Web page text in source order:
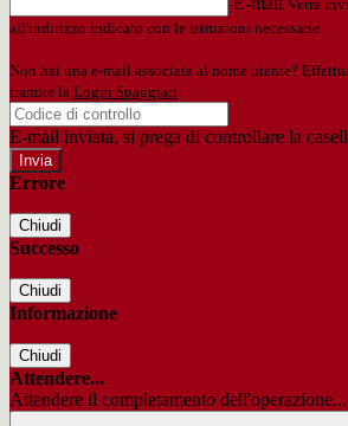
Verrà
all'indirizzo indicato con le istruzioni necessarie.
Non hai una e-mail associata al nome utente?
tramite la Login Spaggiari
E-mail inviata, si prega di controllare la
Errore
Chiudi
Successo
Chiudi
Informazione
Chiudi
Attendere...
Attendere il completamento dell'operazione...